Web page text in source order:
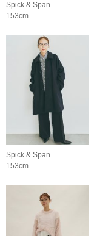
Spick & Span
153cm
Spick & Span
153cm